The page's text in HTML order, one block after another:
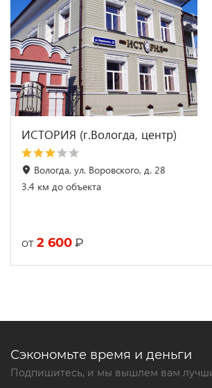
ИСТОРИЯ (г.Вологда, центр)
Вологда, ул. Воровского, д. 28
3.4 км до объекта
от 2 600 ₽
Сэкономьте время и деньги
Подпишитесь, и мы вышлем вам